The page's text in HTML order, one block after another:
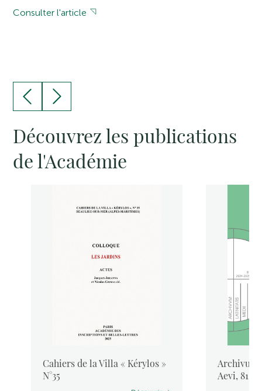
Consulter l'article
Découvrez les publications
de l'Académie
Cahiers de la Villa « Kérylos »
N°35
Aevi, 81,